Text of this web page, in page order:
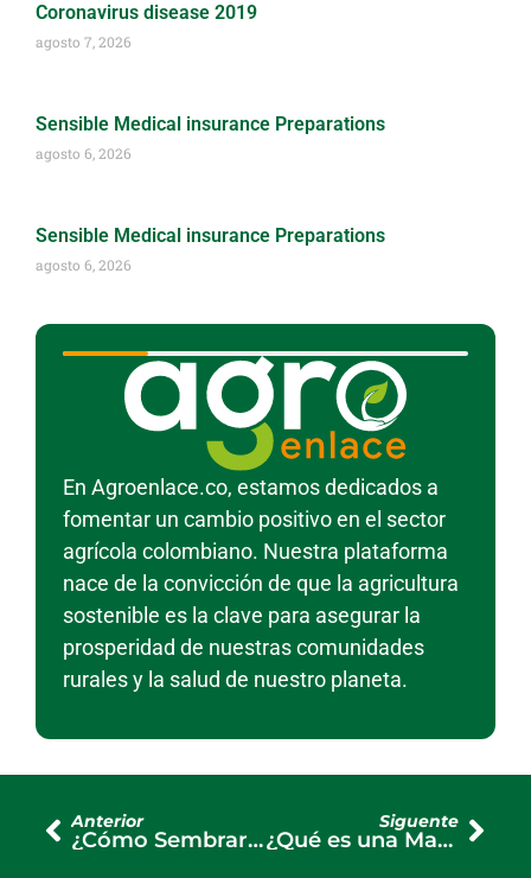
Coronavirus disease 2019
agosto 7, 2026
Sensible Medical insurance Preparations
agosto 6, 2026
Sensible Medical insurance Preparations
agosto 6, 2026
En Agroenlace.co, estamos dedicados a
fomentar un cambio positivo en el sector
agrícola colombiano. Nuestra plataforma
nace de la convicción de que la agricultura
sostenible es la clave para asegurar la
prosperidad de nuestras comunidades
rurales y la salud de nuestro planeta.
Anterior
¿Cómo Sembrar Pasto de Trigo de Forma Correcta y Efectiva?
Siguente
¿Qué es una Matraca y para qué Sirve en la Agricultura?